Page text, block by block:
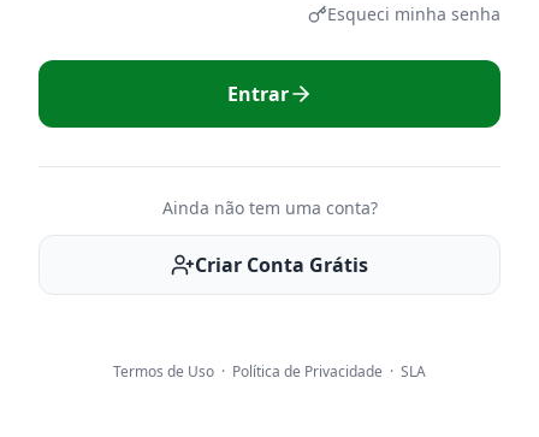
Esqueci minha senha
Entrar
Ainda não tem uma conta?
Criar Conta Grátis
Termos de Uso · Política de Privacidade · SLA